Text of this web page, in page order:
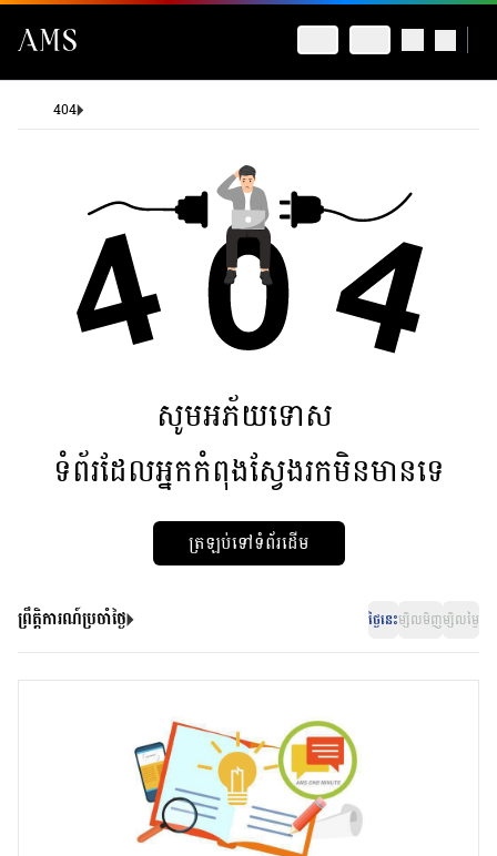
404
សូមអភ័យទោស
ទំព័រដែលអ្នកកំពុងស្វែងរកមិនមានទេ
ត្រឡប់ទៅទំព័រដើម
ព្រឹត្តិការណ៍ប្រចាំថ្ងៃ ថ្ងៃនេះម្សិលមិញម្សិលម្ងៃ